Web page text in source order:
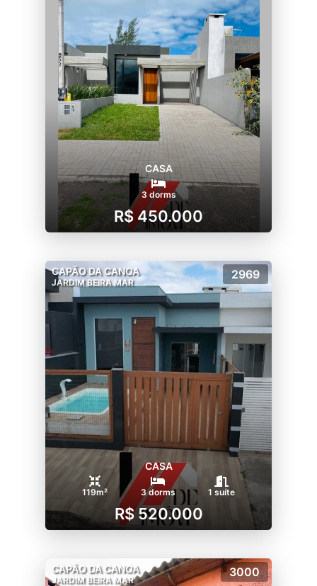
CASA
3 dorms
R$ 450.000
CAPÃO DA CANOA
JARDIM BEIRA MAR
2969
CASA
119m² 3 dorms 1 suíte
R$ 520.000
CAPÃO DA CANOA
JARDIM BEIRA MAR
3000